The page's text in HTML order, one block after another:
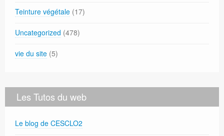
Teinture végétale (17)
Uncategorized (478)
vie du site (5)
Les Tutos du web
Le blog de CESCLO2